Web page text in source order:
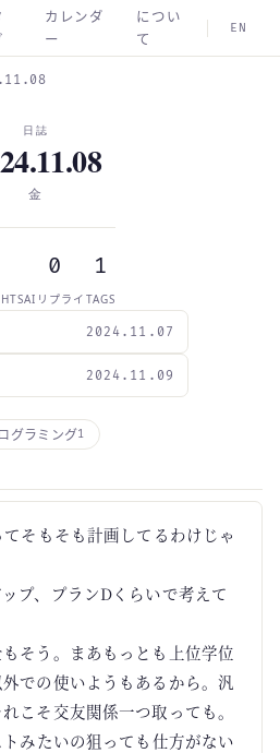
カレンダ
ー
につい
て
EN
2024.11.07
日誌
金
0
AIリプライ
1
TAGS
2024.11.09
グラミング1
そもそも計画してるわけじゃ
プ、プランDくらいで考えて
そう。まあもっとも上位学位
での使いようもあるから。汎
こそ交友関係一つ取っても。
みたいの狙っても仕方がない